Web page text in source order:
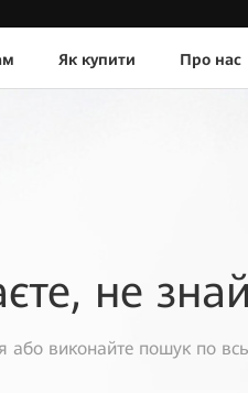
Як купити Про нас
не
або виконайте пошук по